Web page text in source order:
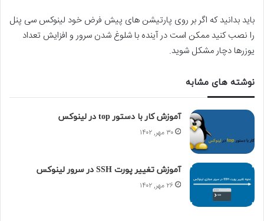
باید بدانید که اگر بر روی پارتیشن های پیش فرض خود لینوکس سی پنل
را نصب کنید ممکن است در آینده با شلوغ شدن سرور و افزایش تعداد
یوزرها دچار مشکل شوید.
نوشته های مشابه
آموزش کار با دستور top در لینوکس
۳۰ مهر, ۱۴۰۲
آموزش تغییر پورت SSH در سرور لینوکس
۲۶ مهر, ۱۴۰۲